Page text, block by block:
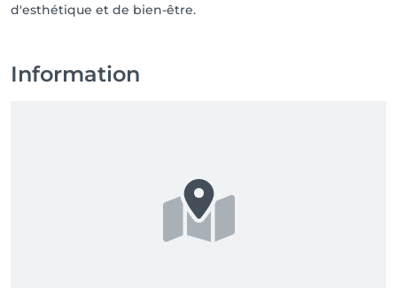
d'esthétique et de bien-être.
Information